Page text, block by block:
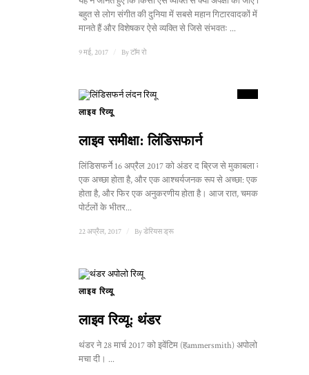
बहुत से लोग संगीत की दुनिया में सबसे महान गिटारवादकों में से एक
मानते हैं और विशेषकर ऐसे व्यक्ति से जिसे संभवतः ...
9 मई, 2017 Byटॉम रो
लाइव रिव्यू
लाइव समीक्षा: लिंडिसफार्न
लिंडिसफर्ने 16 अप्रैल 2017 को अंडर द ब्रिज से मुकाबला करेगी।
एक अच्छा होता है, और एक आश्चर्यजनक रूप से अच्छा: एक अद्भुत
होता है, और फिर एक अनुकरणीय होता है। आज रात, चमकदार, भव्य
पोर्टलों के भीतर...
22 अप्रैल, 2017 Byडेरियस ड्रू
लाइव रिव्यू
लाइव रिव्यू: थंडर
थंडर ने 28 मार्च 2017 को इवेंटिम (हammersmith) अपोलो में धूम
मचा दी। ...